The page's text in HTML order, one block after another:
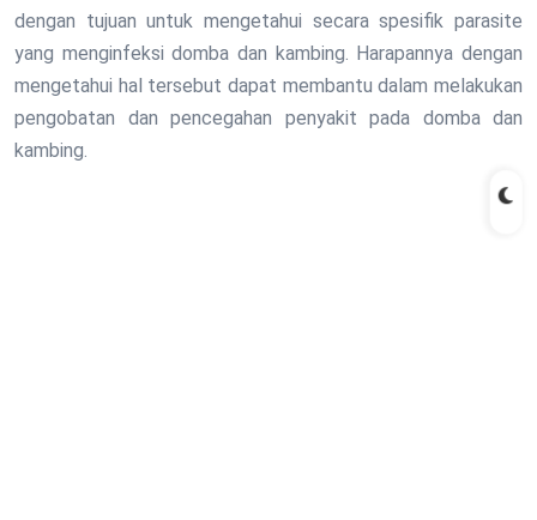
dengan tujuan untuk mengetahui secara spesifik parasite
yang menginfeksi domba dan kambing. Harapannya dengan
mengetahui hal tersebut dapat membantu dalam melakukan
pengobatan dan pencegahan penyakit pada domba dan
kambing.